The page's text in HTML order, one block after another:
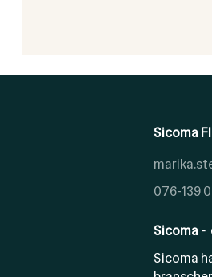
Sicoma
076-139
Sicoma -
Sicoma